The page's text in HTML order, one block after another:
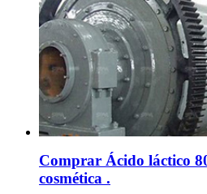
Comprar Ácido láctico
cosmética .